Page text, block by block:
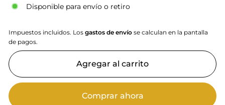
Disponible para envío o retiro
Impuestos incluidos. Los gastos de envío se calculan en la pantalla
de pagos.
Agregar al carrito
Comprar ahora